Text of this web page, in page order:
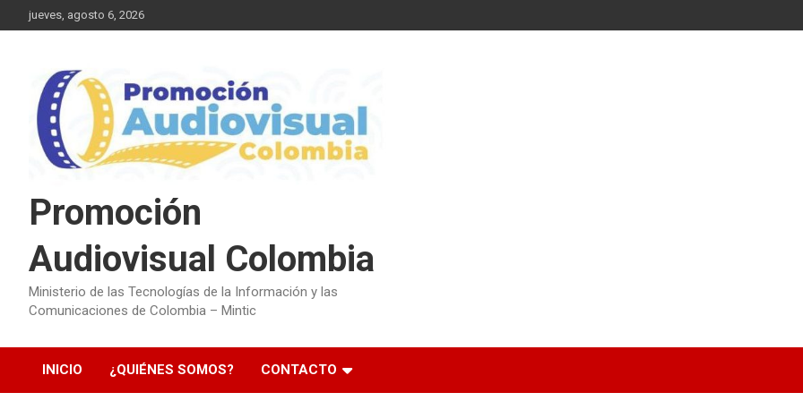
Saltar
al
jueves, agosto 6, 2026
Promoción
Audiovisual Colombia
Ministerio de las Tecnologías de la Información y las
Comunicaciones de Colombia – Mintic
INICIO ¿QUIÉNES SOMOS? CONTACTO